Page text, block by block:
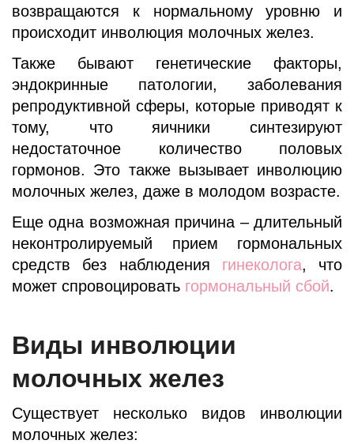
возвращаются к нормальному уровню и
происходит инволюция молочных желез.
Также бывают генетические факторы,
эндокринные патологии, заболевания
репродуктивной сферы, которые приводят к
тому, что яичники синтезируют
недостаточное количество половых
гормонов. Это также вызывает инволюцию
молочных желез, даже в молодом возрасте.
Еще одна возможная причина – длительный
неконтролируемый прием гормональных
средств без наблюдения гинеколога, что
может спровоцировать гормональный сбой.
Виды инволюции
молочных желез
Существует несколько видов инволюции
молочных желез: